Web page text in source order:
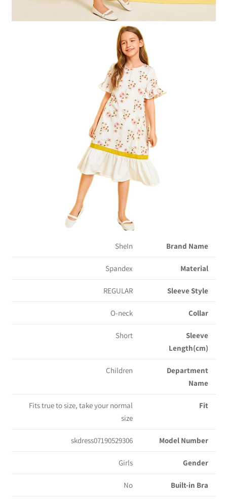
Brand Name
SheIn
Material
Spandex
Sleeve Style
REGULAR
Collar
O-neck
Sleeve
Length(cm)
Short
Department
Name
Children
Fit
Fits true to size, take your normal
size
Model Number
skdress07190529306
Gender
Girls
Built-in Bra
No